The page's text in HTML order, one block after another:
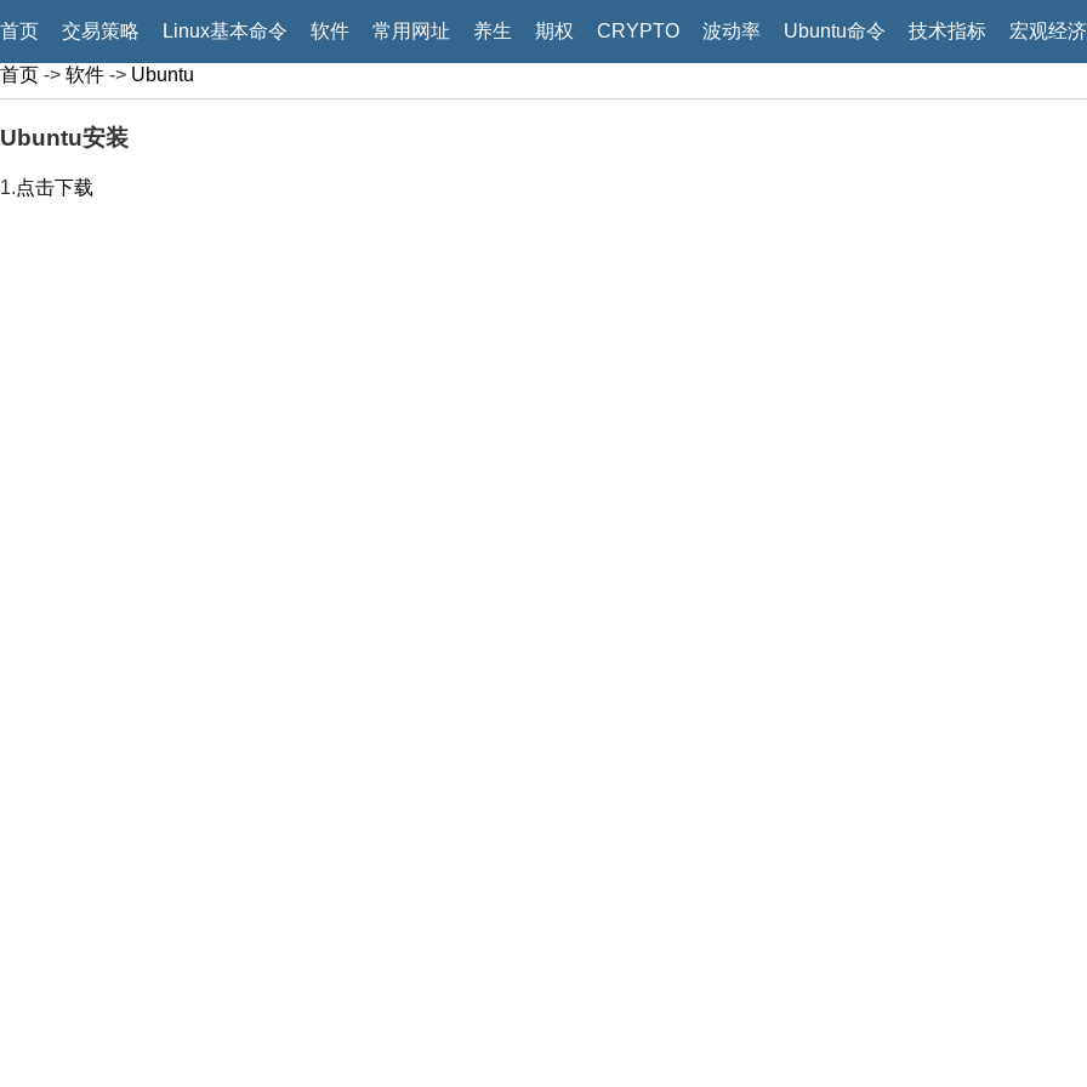
首页 交易策略 Linux基本命令 软件 常用网址 养生 期权 CRYPTO 波动率 Ubuntu命令 技术指标 宏观经济
首页 -> 软件 -> Ubuntu
Ubuntu安装
1.点击下载